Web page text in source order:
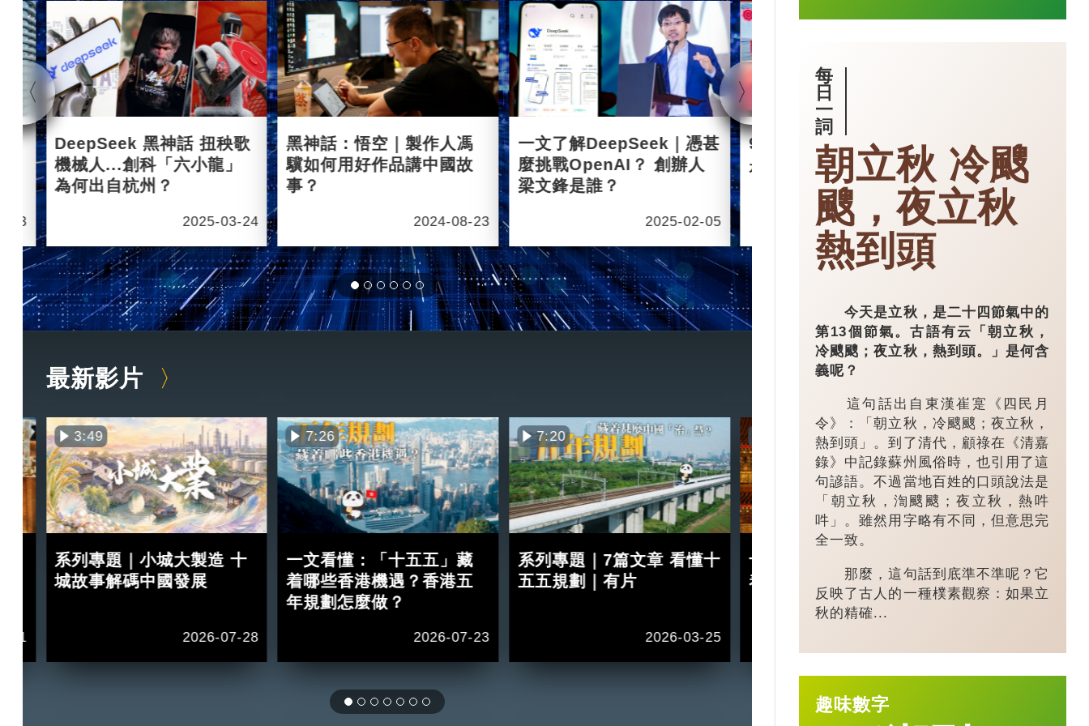
03
DeepSeek 黑神話 扭秧歌
機械人...創科「六小龍」
為何出自杭州？
2025-03-24
黑神話：悟空｜製作人馮
驥如何用好作品講中國故
事？
2024-08-23
一文了解DeepSeek｜憑甚
麼挑戰OpenAI？ 創辦人
梁文鋒是誰？
2025-02-05
90後王興興 「英語學渣」
是機械人天才
2025-03-17
1:40
智慧城市｜
市大腦」 有
最新影片
11
3:49
系列專題｜小城大製造 十
城故事解碼中國發展
2026-07-28
7:26
一文看懂：「十五五」藏
着哪些香港機遇？香港五
年規劃怎麼做？
2026-07-23
7:20
系列專題｜7篇文章 看懂十
五五規劃｜有片
2026-03-25
十五五規劃｜五年規劃 藏
着甚麼中國「治」慧？
3:49
鎮：一粒珍珠
億璀璨王國？
每
日
一
詞
朝立秋 冷颼
颼，夜立秋
熱到頭
今天是立秋，是二十四節氣中的
第13個節氣。古語有云「朝立秋，
冷颼颼；夜立秋，熱到頭。」是何含
義呢？
這句話出自東漢崔寔《四民月
令》：「朝立秋，冷颼颼；夜立秋，
熱到頭」。到了清代，顧祿在《清嘉
錄》中記錄蘇州風俗時，也引用了這
句諺語。不過當地百姓的口頭說法是
「朝立秋，渹颼颼；夜立秋，熱吽
吽」。雖然用字略有不同，但意思完
全一致。
那麼，這句話到底準不準呢？它
反映了古人的一種樸素觀察：如果立
秋的精確...
趣味數字